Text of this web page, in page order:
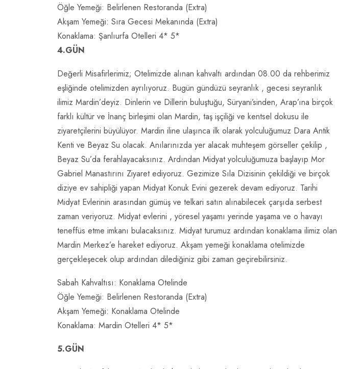
Öğle Yemeği: Belirlenen Restoranda (Extra)
Akşam Yemeği: Sıra Gecesi Mekanında (Extra)
Konaklama: Şanlıurfa Otelleri 4* 5*
4.GÜN
Değerli Misafirlerimiz; Otelimizde alınan kahvaltı ardından 08.00 da rehberimiz
eşliğinde otelimizden ayrılıyoruz. Bugün gündüzü seyranlık , gecesi seyranlık
ilimiz Mardin’deyiz. Dinlerin ve Dillerin buluştuğu, Süryani’sinden, Arap’ına birçok
farklı kültür ve İnanç birleşimi olan Mardin, taş işçiliği ve kentsel dokusu ile
ziyaretçilerini büyülüyor. Mardin iline ulaşınca ilk olarak yolculuğumuz Dara Antik
Kenti ve Beyaz Su olacak. Anılarınızda yer alacak muhteşem görseller çekilip ,
Beyaz Su’da ferahlayacaksınız. Ardından Midyat yolculuğumuza başlayıp Mor
Gabriel Manastırını Ziyaret ediyoruz. Gezimize Sıla Dizisinin çekildiği ve birçok
diziye ev sahipliği yapan Midyat Konuk Evini gezerek devam ediyoruz. Tarihi
Midyat Evlerinin arasından gümüş ve telkari satın alınabilecek çarşıda serbest
zaman veriyoruz. Midyat evlerini , yöresel yaşamı yerinde yaşama ve o havayı
teneffüs etme imkanı bulacaksınız. Midyat turumuz ardından konaklama ilimiz olan
Mardin Merkez’e hareket ediyoruz. Akşam yemeği konaklama otelimizde
gerçekleşecek olup ardından dilediğiniz gibi zaman geçirebilirsiniz.
Sabah Kahvaltısı: Konaklama Otelinde
Öğle Yemeği: Belirlenen Restoranda (Extra)
Akşam Yemeği: Konaklama Otelinde
Konaklama: Mardin Otelleri 4* 5*
5.GÜN